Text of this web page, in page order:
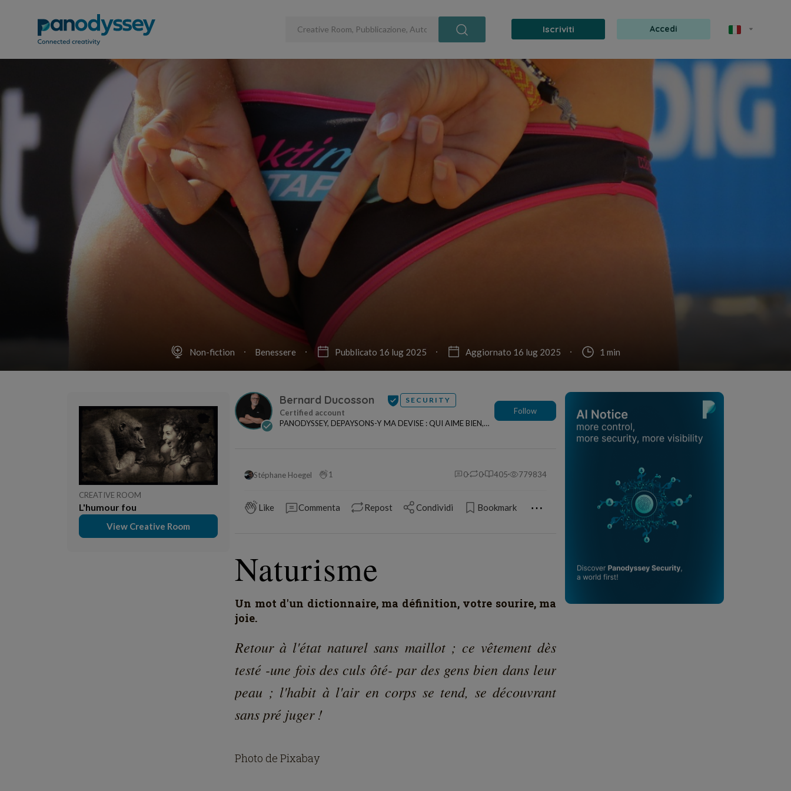
Iscriviti Accedi
Non-fiction Benessere Pubblicato 16 lug 2025 Aggiornato 16 lug 2025 1 min
CREATIVE ROOM
L'humour fou
View Creative Room
Bernard Ducosson SECURITY
PANODYSSEY, DEPAYSONS-Y MA DEVISE : QUI AIME BIEN,
Follow
Stéphane Hoegel 1 0 0 405 779834
Like Commenta Repost Condividi Bookmark ⋯
Naturisme
Un mot d'un dictionnaire, ma définition, votre sourire, ma
joie.
Retour à l'état naturel sans maillot ; ce vêtement dès
testé -une fois des culs ôté- par des gens bien dans leur
peau ; l'habit à l'air en corps se tend, se découvrant
sans pré juger !
Photo de Pixabay